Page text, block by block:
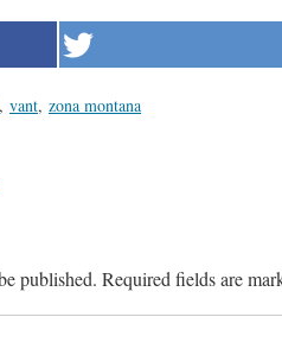
, vant, zona montana
published. Required fields are